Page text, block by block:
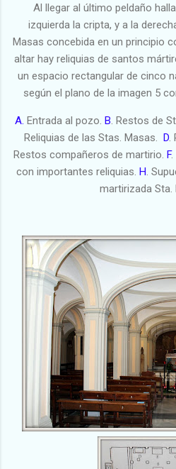
Al llegar al último peldaño
izquierda la cripta, y a la
Masas concebida en un principio
altar hay reliquias de santos
un espacio rectangular de cinco
según el plano de la imagen 5
A. Entrada al pozo. B . Restos de
Reliquias de las Stas. Masas. D.
Restos compañeros de martirio. F.
con importantes reliquias. H .
martirizada Sta.